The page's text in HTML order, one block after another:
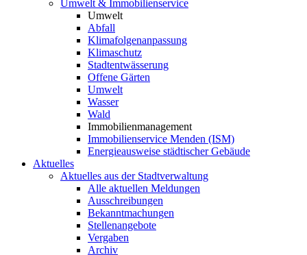
Umwelt & Immobilienservice
Umwelt
Abfall
Klimafolgenanpassung
Klimaschutz
Stadtentwässerung
Offene Gärten
Umwelt
Wasser
Wald
Immobilienmanagement
Immobilienservice Menden (ISM)
Energieausweise städtischer Gebäude
Aktuelles
Aktuelles aus der Stadtverwaltung
Alle aktuellen Meldungen
Ausschreibungen
Bekanntmachungen
Stellenangebote
Vergaben
Archiv